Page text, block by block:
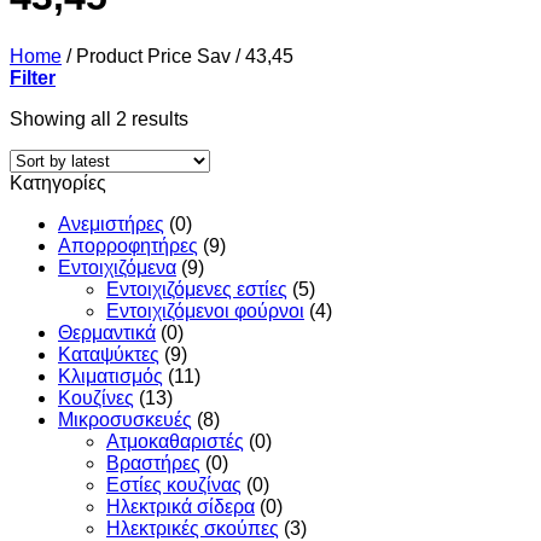
Home /Product Price Sav /43,45
Filter
Showing all 2 resultsSorted
latest
Κατηγορίες
Ανεμιστήρες (0)
Απορροφητήρες (9)
Εντoιχιζόμενα (9)
Εντοιχιζόμενες εστίες (5)
Εντοιχιζόμενοι φούρνοι (4)
Θερμαντικά (0)
Καταψύκτες (9)
Κλιματισμός (11)
Κουζίνες (13)
Μικροσυσκευές (8)
Ατμοκαθαριστές (0)
Βραστήρες (0)
Εστίες κουζίνας (0)
Ηλεκτρικά σίδερα (0)
Ηλεκτρικές σκούπες (3)